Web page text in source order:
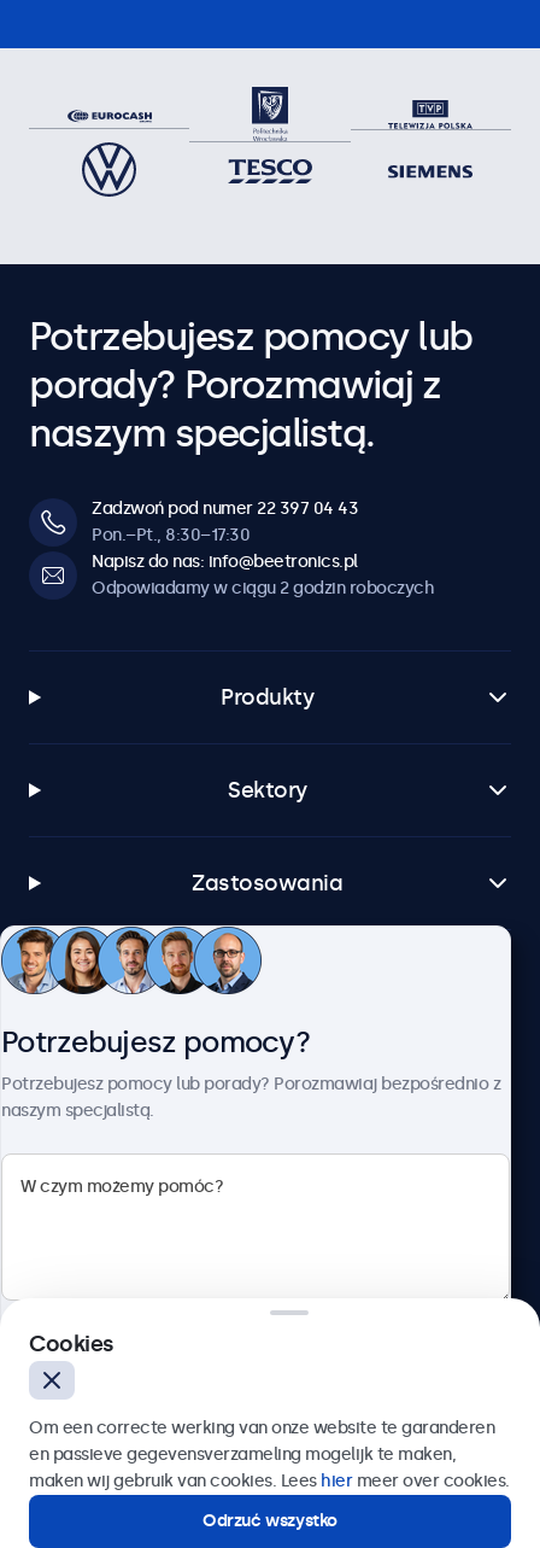
Potrzebujesz pomocy lub
porady? Porozmawiaj z
naszym specjalistą.
Zadzwoń pod numer 22 397 04 43
Pon.–Pt., 8:30–17:30
Napisz do nas: info@beetronics.pl
Odpowiadamy w ciągu 2 godzin roboczych
Produkty
Sektory
Zastosowania
Obsługa klienta
Polski
Potrzebujesz pomocy?
Potrzebujesz pomocy lub porady? Porozmawiaj bezpośrednio z
naszym specjalistą.
Wyślij
Lub zadzwoń pod numer:22 397 04 43
Potrzebujesz pomocy?
Cookies
Om een correcte werking van onze website te garanderen
en passieve gegevensverzameling mogelijk te maken,
maken wij gebruik van cookies. Lees hiermeer over cookies.
Odrzuć wszystko